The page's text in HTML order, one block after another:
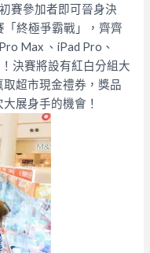
賽參加者即可晉身決
終極爭霸戰」，齊齊
Max 、iPad Pro、
決賽將設有紅白分組大
超市現金禮券，獎品
展身手的機會！